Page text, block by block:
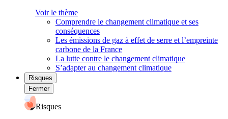
Voir le thème
Comprendre le changement climatique et ses
conséquences
Les émissions de gaz à effet de serre et l’empreinte
carbone de la France
La lutte contre le changement climatique
S’adapter au changement climatique
Risques
Fermer
Risques